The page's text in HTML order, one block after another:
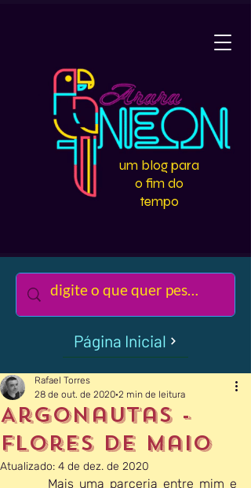
um blog para
o fim do
tempo
Página Inicial
Argonautas -
Flores de Maio
Rafael Torres
28 de out. de 2020 2 min de leitura
Atualizado: 4 de dez. de 2020